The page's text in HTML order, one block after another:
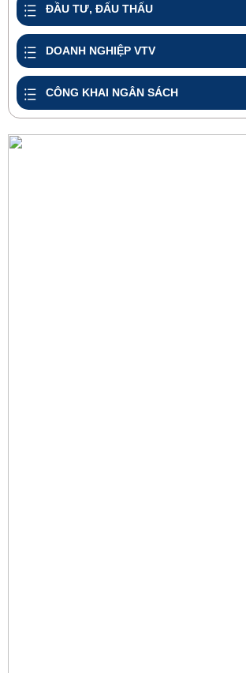
ĐẦU TƯ, ĐẤU THẤU
DOANH NGHIỆP VTV
CÔNG KHAI NGÂN SÁCH